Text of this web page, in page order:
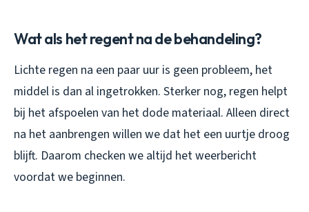
Wat als het regent na de behandeling?
Lichte regen na een paar uur is geen probleem, het
middel is dan al ingetrokken. Sterker nog, regen helpt
bij het afspoelen van het dode materiaal. Alleen direct
na het aanbrengen willen we dat het een uurtje droog
blijft. Daarom checken we altijd het weerbericht
voordat we beginnen.